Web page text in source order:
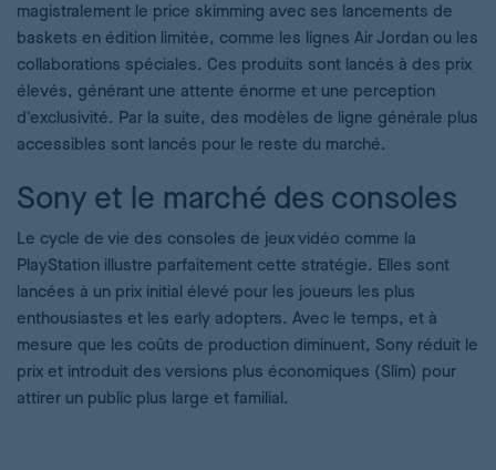
magistralement le price skimming avec ses lancements de
baskets en édition limitée, comme les lignes Air Jordan ou les
collaborations spéciales. Ces produits sont lancés à des prix
élevés, générant une attente énorme et une perception
d'exclusivité. Par la suite, des modèles de ligne générale plus
accessibles sont lancés pour le reste du marché.
Sony et le marché des consoles
Le cycle de vie des consoles de jeux vidéo comme la
PlayStation illustre parfaitement cette stratégie. Elles sont
lancées à un prix initial élevé pour les joueurs les plus
enthousiastes et les early adopters. Avec le temps, et à
mesure que les coûts de production diminuent, Sony réduit le
prix et introduit des versions plus économiques (Slim) pour
attirer un public plus large et familial.